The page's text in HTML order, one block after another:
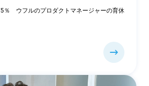
％ ウフルのプロダクトマネージャーの育休